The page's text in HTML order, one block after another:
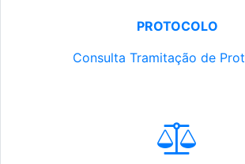
PROTOCOLO
Consulta Tramitação de